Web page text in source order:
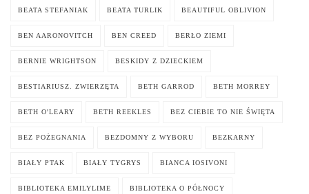
BEATA STEFANIAK BEATA TURLIK BEAUTIFUL OBLIVION
BEN AARONOVITCH BEN CREED BERŁO ZIEMI
BERNIE WRIGHTSON BESKIDY Z DZIECKIEM
BESTIARIUSZ. ZWIERZĘTA BETH GARROD BETH MORREY
BETH O'LEARY BETH REEKLES BEZ CIEBIE TO NIE ŚWIĘTA
BEZ POŻEGNANIA BEZDOMNY Z WYBORU BEZKARNY
BIAŁY PTAK BIAŁY TYGRYS BIANCA IOSIVONI
BIBLIOTEKA EMILYLIME BIBLIOTEKA O PÓŁNOCY